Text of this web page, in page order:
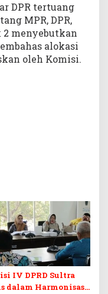
DPR tertuang
MPR, DPR,
2 menyebutkan
alokasi
oleh Komisi.
IV DPRD Sultra
dalam Harmonisasi